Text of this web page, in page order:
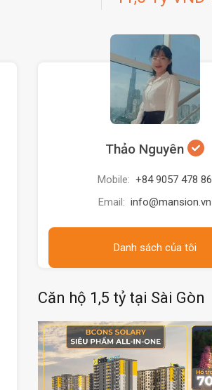
Thảo Nguyên
Mobile: +84 9057 478 86
Email: info@mansion.vn
Danh sách của tôi
Căn hộ 1,5 tỷ tại Sài Gòn